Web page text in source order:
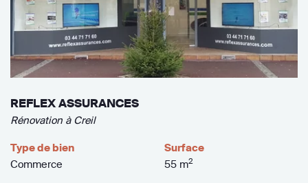
REFLEX ASSURANCES
Rénovation à Creil
Type de bien
Commerce
Surface
55 m2